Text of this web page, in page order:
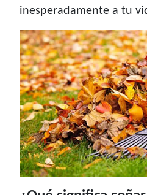
inesperadamente a tu